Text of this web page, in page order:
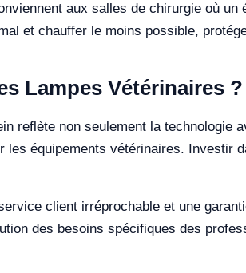
aux salles de chirurgie où
et chauffer le moins possible,
Lampes Vétérinaires ?
reflète non seulement la technologie
les équipements vétérinaires. Investir
client irréprochable et une
des besoins spécifiques des